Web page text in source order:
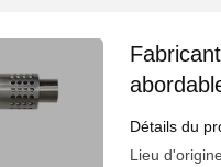
Détails du
Lieu